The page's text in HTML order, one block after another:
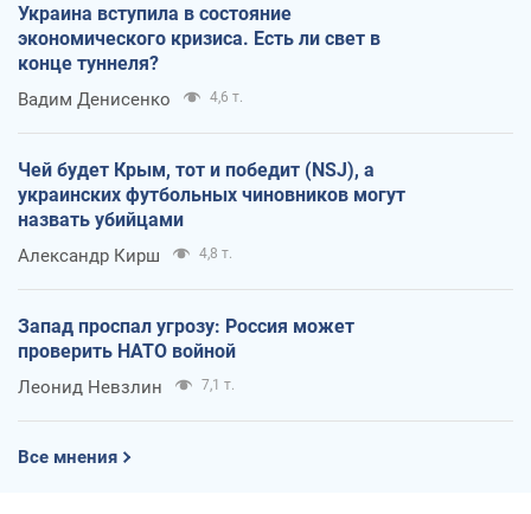
Украина вступила в состояние
экономического кризиса. Есть ли свет в
конце туннеля?
Вадим Денисенко 4,6 т.
Чей будет Крым, тот и победит (NSJ), а
украинских футбольных чиновников могут
назвать убийцами
Александр Кирш 4,8 т.
Запад проспал угрозу: Россия может
проверить НАТО войной
Леонид Невзлин 7,1 т.
Все мнения